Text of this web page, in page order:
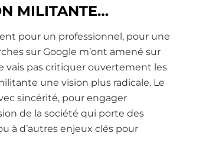
MILITANTE…
pour un professionnel, pour une
sur Google m’ont amené sur
vais pas critiquer ouvertement les
une vision plus radicale. Le
sincérité, pour engager
de la société qui porte des
à d’autres enjeux clés pour